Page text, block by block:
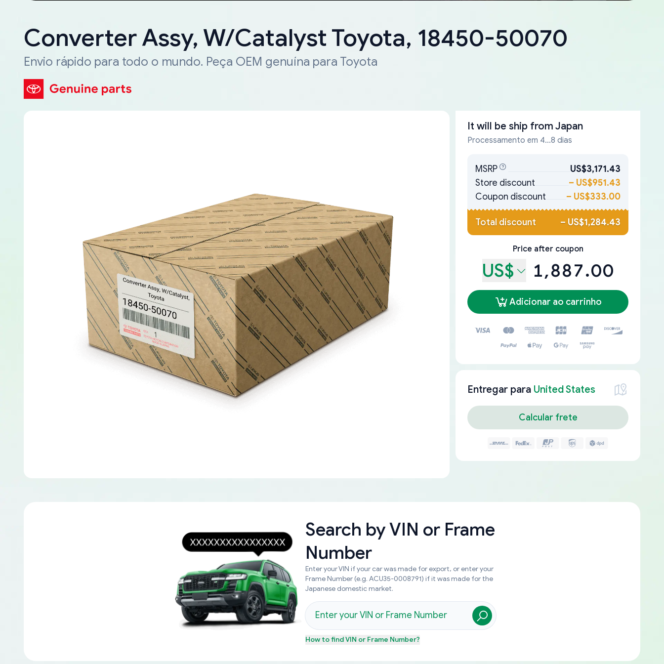
Converter Assy, W/Catalyst Toyota, 18450-50070
Envio rápido para todo o mundo. Peça OEM genuína para Toyota
It will be ship from Japan
Processamento em 4...8 dias
MSRP
US$3,171.43
Store discount
– US$951.43
Coupon discount
– US$333.00
Total discount – US$1,284.43
Price after coupon
US$ 1,887.00
Adicionar ao carrinho
Entregar para United States
Calcular frete
Search byVIN or Frame
Number
Enter your VIN if your car was made for export, or enter your
Frame Number (e.g. ACU35-0008791) if it was made for the
Japanese domestic market.
How to findVIN or Frame Number?